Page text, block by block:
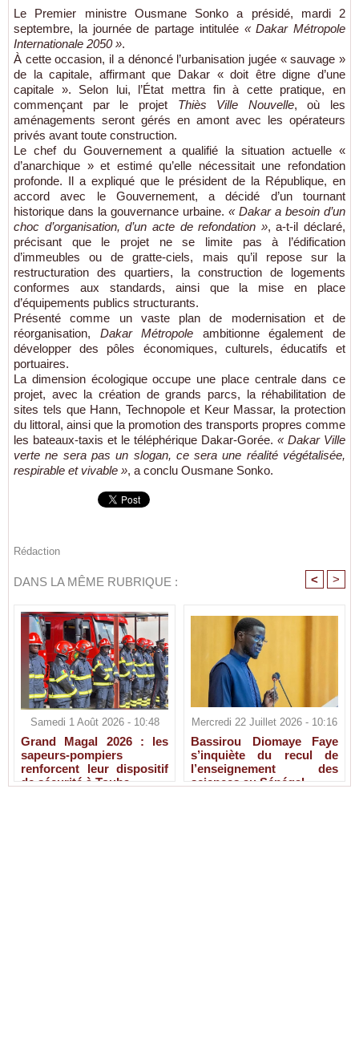
Le Premier ministre Ousmane Sonko a présidé, mardi 2
septembre, la journée de partage intitulée « Dakar Métropole
Internationale 2050 ».
À cette occasion, il a dénoncé l’urbanisation jugée « sauvage »
de la capitale, affirmant que Dakar « doit être digne d’une
capitale ». Selon lui, l’État mettra fin à cette pratique, en
commençant par le projet Thiès Ville Nouvelle, où les
aménagements seront gérés en amont avec les opérateurs
privés avant toute construction.
Le chef du Gouvernement a qualifié la situation actuelle «
d’anarchique » et estimé qu’elle nécessitait une refondation
profonde. Il a expliqué que le président de la République, en
accord avec le Gouvernement, a décidé d’un tournant
historique dans la gouvernance urbaine. « Dakar a besoin d’un
choc d’organisation, d’un acte de refondation », a-t-il déclaré,
précisant que le projet ne se limite pas à l’édification
d’immeubles ou de gratte-ciels, mais qu’il repose sur la
restructuration des quartiers, la construction de logements
conformes aux standards, ainsi que la mise en place
d’équipements publics structurants.
Présenté comme un vaste plan de modernisation et de
réorganisation, Dakar Métropole ambitionne également de
développer des pôles économiques, culturels, éducatifs et
portuaires.
La dimension écologique occupe une place centrale dans ce
projet, avec la création de grands parcs, la réhabilitation de
sites tels que Hann, Technopole et Keur Massar, la protection
du littoral, ainsi que la promotion des transports propres comme
les bateaux-taxis et le téléphérique Dakar-Gorée. « Dakar Ville
verte ne sera pas un slogan, ce sera une réalité végétalisée,
respirable et vivable », a conclu Ousmane Sonko.
Rédaction
DANS LA MÊME RUBRIQUE : < >
Samedi 1 Août 2026 - 10:48
Grand Magal 2026 : les
sapeurs-pompiers
renforcent leur dispositif
de sécurité à Touba
Mercredi 22 Juillet 2026 - 10:16
Bassirou Diomaye Faye
s’inquiète du recul de
l’enseignement des
sciences au Sénégal